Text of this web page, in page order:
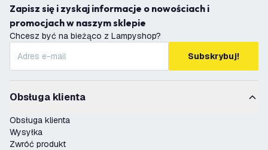
Zapisz się i zyskaj informacje o nowościach i
promocjach w naszym sklepie
Chcesz być na bieżąco z Lampyshop?
Subskrybuj!
Obsługa klienta
Obsługa klienta
Wysyłka
Zwróć produkt